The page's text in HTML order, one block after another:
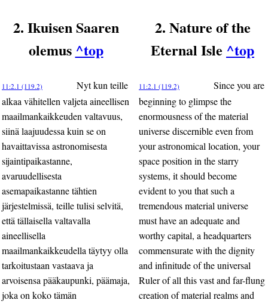
2. Ikuisen Saaren
olemus ^top
2. Nature of the
Eternal Isle ^top
11:2.1 (119.2)
Nyt kun teille
alkaa vähitellen valjeta aineellisen
maailmankaikkeuden valtavuus,
siinä laajuudessa kuin se on
havaittavissa astronomisesta
sijaintipaikastanne,
avaruudellisesta
asemapaikastanne tähtien
järjestelmissä, teille tulisi selvitä,
että tällaisella valtavalla
aineellisella
maailmankaikkeudella täytyy olla
tarkoitustaan vastaava ja
arvoisensa pääkaupunki, päämaja,
joka on koko tämän
11:2.1 (119.2)
Since you are
beginning to glimpse the
enormousness of the material
universe discernible even from
your astronomical location, your
space position in the starry
systems, it should become
evident to you that such a
tremendous material universe
must have an adequate and
worthy capital, a headquarters
commensurate with the dignity
and infinitude of the universal
Ruler of all this vast and far-flung
creation of material realms and